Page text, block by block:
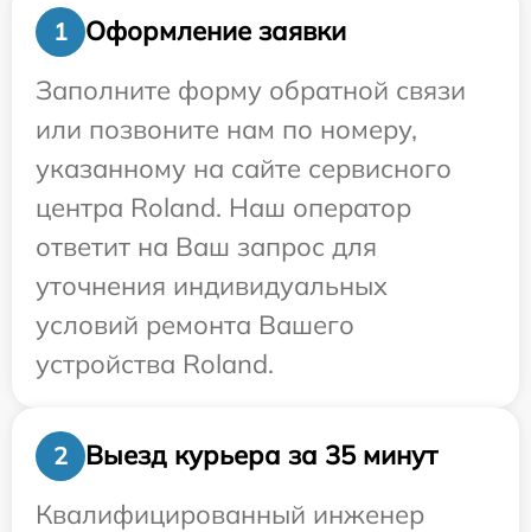
1
Оформление заявки
Заполните форму обратной связи
или позвоните нам по номеру,
указанному на сайте сервисного
центра Roland. Наш оператор
ответит на Ваш запрос для
уточнения индивидуальных
условий ремонта Вашего
устройства Roland.
2
Выезд курьера за 35 минут
Квалифицированный инженер